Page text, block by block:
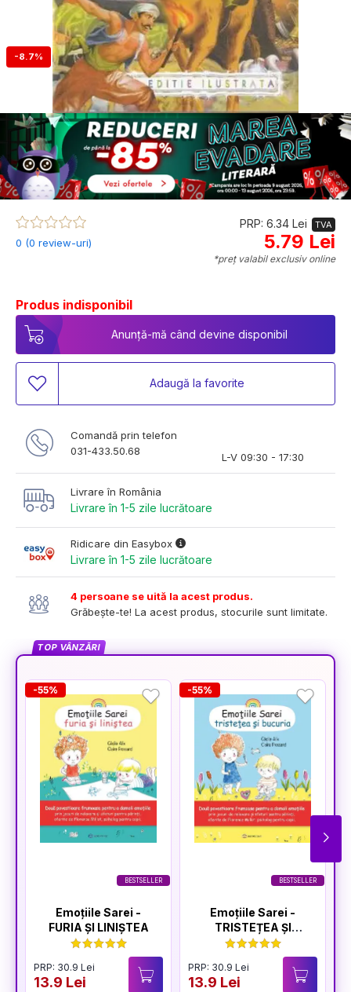
-8.7%
0 (0 review-uri)
PRP: 6.34 Lei TVA
5.79 Lei
*preț valabil exclusiv online
Produs indisponibil
Anunță-mă când devine disponibil
Adaugă la favorite
Comandă prin telefon
031-433.50.68
L-V 09:30 - 17:30
Livrare în România
Livrare în 1-5 zile lucrătoare
Ridicare din Easybox
Livrare în 1-5 zile lucrătoare
4 persoane se uită la acest produs.
Grăbește-te! La acest produs, stocurile sunt limitate.
TOP VÂNZĂRI
BESTSELLER
-55%
Emoțiile Sarei -
FURIA ȘI LINIȘTEA
PRP: 30.9 Lei
13.9 Lei
BESTSELLER
-55%
Emoțiile Sarei -
TRISTEȚEA ȘI
BUCURIA
PRP: 30.9 Lei
13.9 Lei